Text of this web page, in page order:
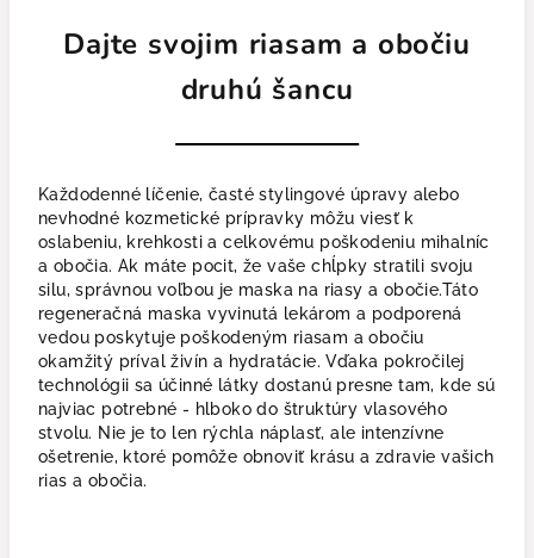
Dajte svojim riasam a obočiu
druhú šancu
Každodenné líčenie, časté stylingové úpravy alebo
nevhodné kozmetické prípravky môžu viesť k
oslabeniu, krehkosti a celkovému poškodeniu mihalníc
a obočia. Ak máte pocit, že vaše chĺpky stratili svoju
silu, správnou voľbou je maska na riasy a obočie.Táto
regeneračná maska vyvinutá lekárom a podporená
vedou poskytuje poškodeným riasam a obočiu
okamžitý príval živín a hydratácie. Vďaka pokročilej
technológii sa účinné látky dostanú presne tam, kde sú
najviac potrebné - hlboko do štruktúry vlasového
stvolu. Nie je to len rýchla náplasť, ale intenzívne
ošetrenie, ktoré pomôže obnoviť krásu a zdravie vašich
rias a obočia.